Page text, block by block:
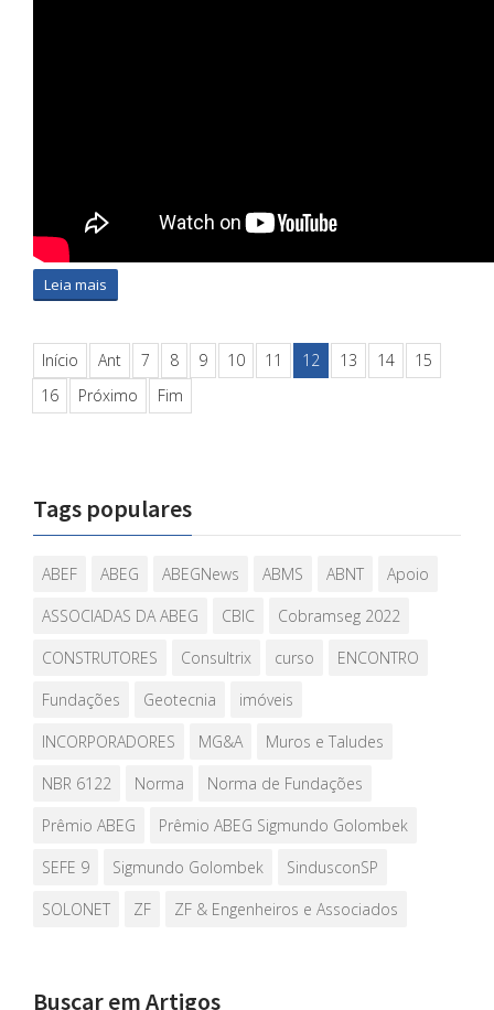
Leia mais
Início Ant 7 8 9 10 11 12 13 14
15
16
Próximo Fim
Tags populares
ABEF ABEG ABEGNews ABMS ABNT
Apoio
ASSOCIADAS DA ABEG
CBIC
Cobramseg 2022
CONSTRUTORES
Consultrix curso
ENCONTRO
Fundações
Geotecnia
imóveis
INCORPORADORES
MG&A
Muros e Taludes
NBR 6122
Norma
Norma de Fundações
Prêmio ABEG
Prêmio ABEG Sigmundo Golombek
SEFE 9
Sigmundo Golombek
SindusconSP
SOLONET
ZF ZF & Engenheiros e Associados
Buscar em Artigos